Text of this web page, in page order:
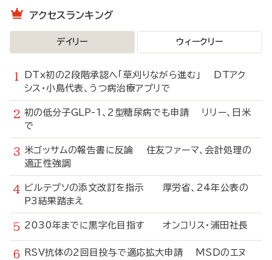
アクセスランキング
デイリー ウィークリー
DTx初の2段階承認へ「草刈りながら進む」 DTアク
シス・小島代表、うつ病治療アプリで
初の低分子GLP-1、2型糖尿病でも申請 リリー、日米
で
米ゴッサムの報告書に反論 住友ファーマ、会計処理の
適正性強調
ビルテプソの添文改訂を指示 厚労省、24年公表の
P3結果踏まえ
2030年までに黒字化目指す オンコリス・浦田社長
RSV抗体の2回目投与で適応拡大申請 MSDのエヌ